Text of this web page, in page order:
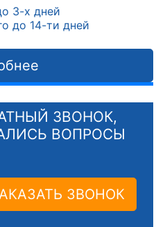
3-х дней
до 14-ти дней
ЗВОНОК,
ВОПРОСЫ
ЗВОНОК